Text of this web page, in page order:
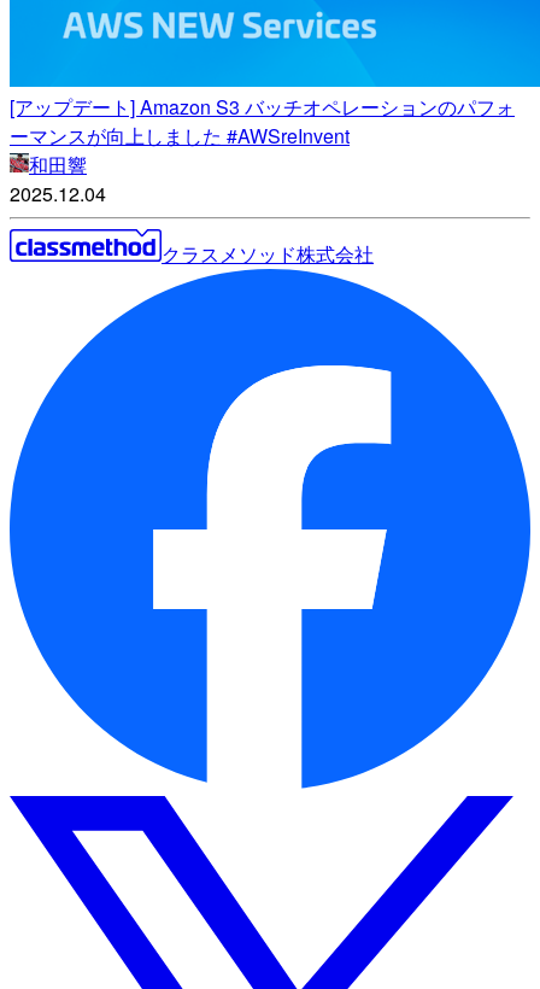
[アップデート] Amazon S3 バッチオペレーションのパフォ
ーマンスが向上しました #AWSreInvent
和田響
2025.12.04
クラスメソッド株式会社